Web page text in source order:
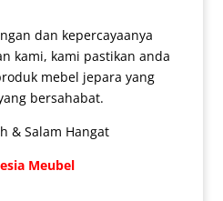
dan kepercayaanya
kami, kami pastikan anda
mebel jepara yang
bersahabat.
& Salam Hangat
Meubel